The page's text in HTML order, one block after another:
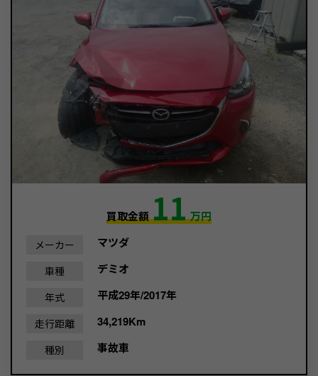
買取金額11万円
メーカー マツダ
車種 デミオ
年式 平成29年/2017年
走行距離 34,219Km
種別 事故車